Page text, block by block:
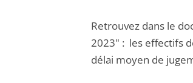
Retrouvez dans le
2023" : les effectifs
délai moyen de